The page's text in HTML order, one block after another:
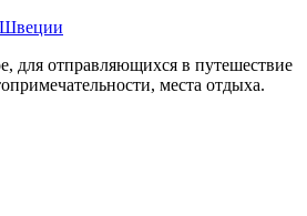
Швеции
для отправляющихся в путешествие
места отдыха.